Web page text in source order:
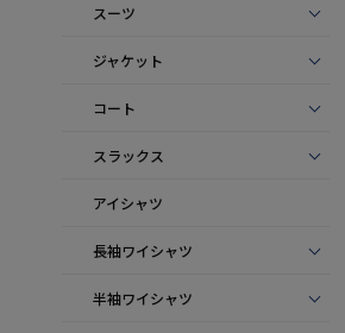
スーツ
ジャケット
コート
スラックス
アイシャツ
長袖ワイシャツ
半袖ワイシャツ